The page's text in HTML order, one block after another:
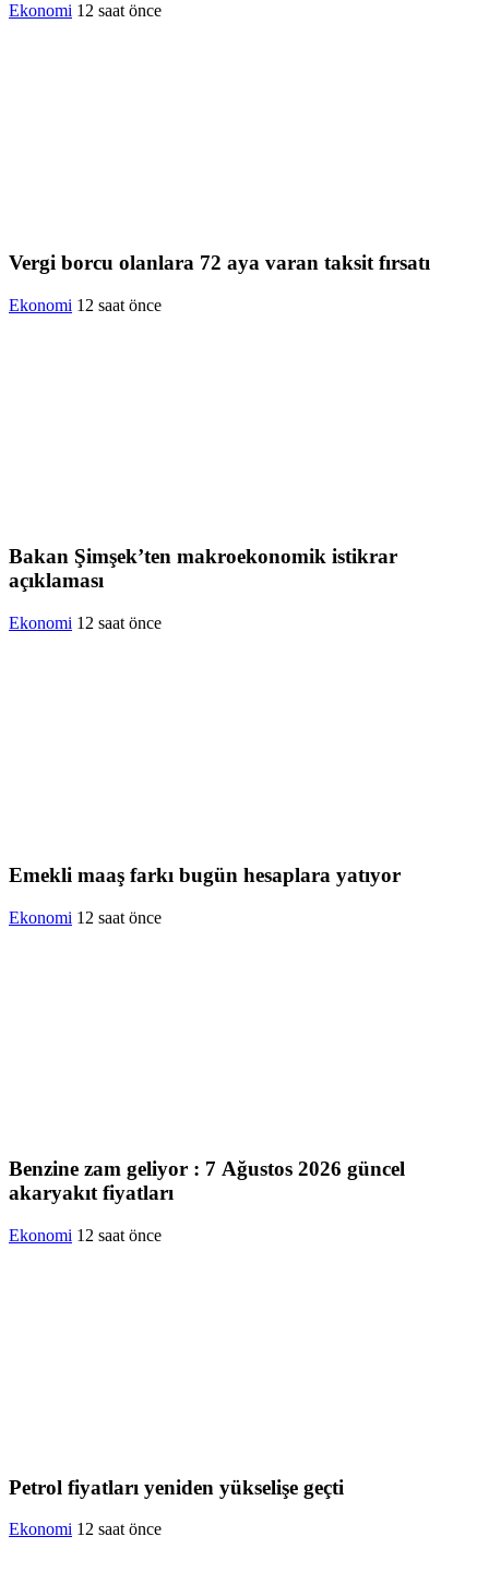
Ekonomi 12 saat önce
Vergi borcu olanlara 72 aya varan taksit fırsatı
Ekonomi 12 saat önce
Bakan Şimşek’ten makroekonomik istikrar
açıklaması
Ekonomi 12 saat önce
Emekli maaş farkı bugün hesaplara yatıyor
Ekonomi 12 saat önce
Benzine zam geliyor : 7 Ağustos 2026 güncel
akaryakıt fiyatları
Ekonomi 12 saat önce
Petrol fiyatları yeniden yükselişe geçti
Ekonomi 12 saat önce